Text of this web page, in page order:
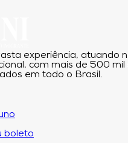
experiência, atuando
com mais de 500 mil
em todo o Brasil.
boleto